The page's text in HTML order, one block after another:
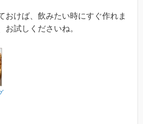
おけば、飲みたい時にすぐ作れま
お試しくださいね。